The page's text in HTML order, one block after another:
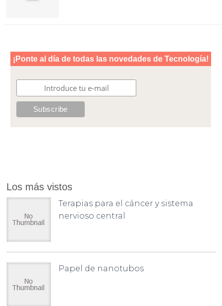
Los más vistos
Terapias para el cáncer y sistema
nervioso central
Papel de nanotubos